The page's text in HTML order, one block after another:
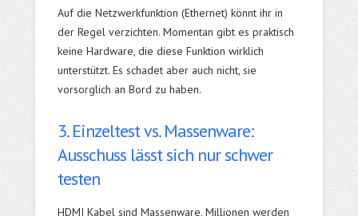
Auf die Netzwerkfunktion (Ethernet) könnt ihr in
der Regel verzichten. Momentan gibt es praktisch
keine Hardware, die diese Funktion wirklich
unterstützt. Es schadet aber auch nicht, sie
vorsorglich an Bord zu haben.
3. Einzeltest vs. Massenware:
Ausschuss lässt sich nur schwer
testen
HDMI Kabel sind Massenware. Millionen werden